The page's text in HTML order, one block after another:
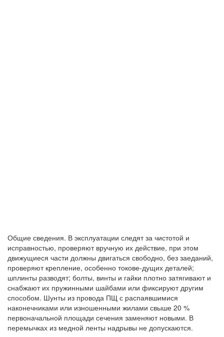
Общие сведения. В эксплуатации следят за чистотой и
исправностью, проверяют вручную их действие, при этом
движущиеся части должны двигаться свободно, без заеданий,
проверяют крепление, особенно токове-дущих деталей;
шплинты разводят; болты, винты и гайки плотно затягивают и
снабжают их пружинными шайбами или фиксируют другим
способом. Шунты из провода ПЩ с распаявшимися
наконечниками или изношенными жилами свыше 20 %
первоначальной площади сечения заменяют новыми. В
перемычках из медной ленты надрывы не допускаются.